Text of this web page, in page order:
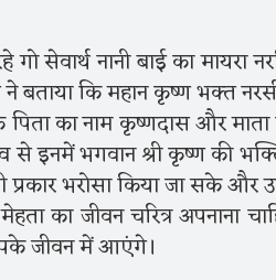
सेवार्थ नानी बाई का मायरा
कि महान कृष्ण भक्त
का नाम कृष्णदास और
से इनमें भगवान श्री कृष्ण की
भरोसा किया जा सके और
का जीवन चरित्र अपनाना
जीवन में आएंगे।